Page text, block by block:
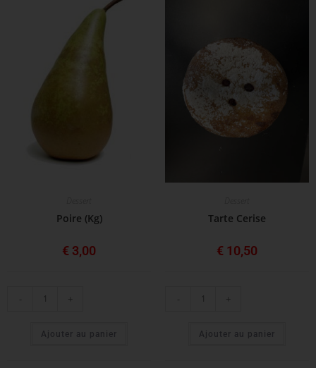
Poire (Kg)
€ 3,00
- +
Ajouter au panier
Tarte Cerise
€ 10,50
- +
Ajouter au panier